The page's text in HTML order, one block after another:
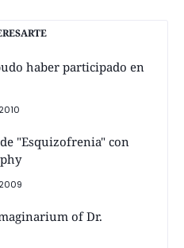
haber participado en
"Esquizofrenia" con
of Dr.